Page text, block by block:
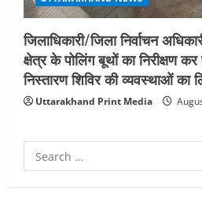
जिलाधिकारी/जिला निर्वाचन
क्षेत्र के पोलिंग बूथों का निरीक्षण
निस्तारण शिविर की व्यवस्थाओं का
Uttarakhand Print Media
Search
for: